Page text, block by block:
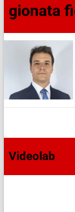
gionata
Videolab